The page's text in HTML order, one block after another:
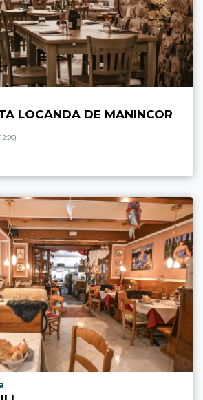
LOCANDA DE MANINCOR